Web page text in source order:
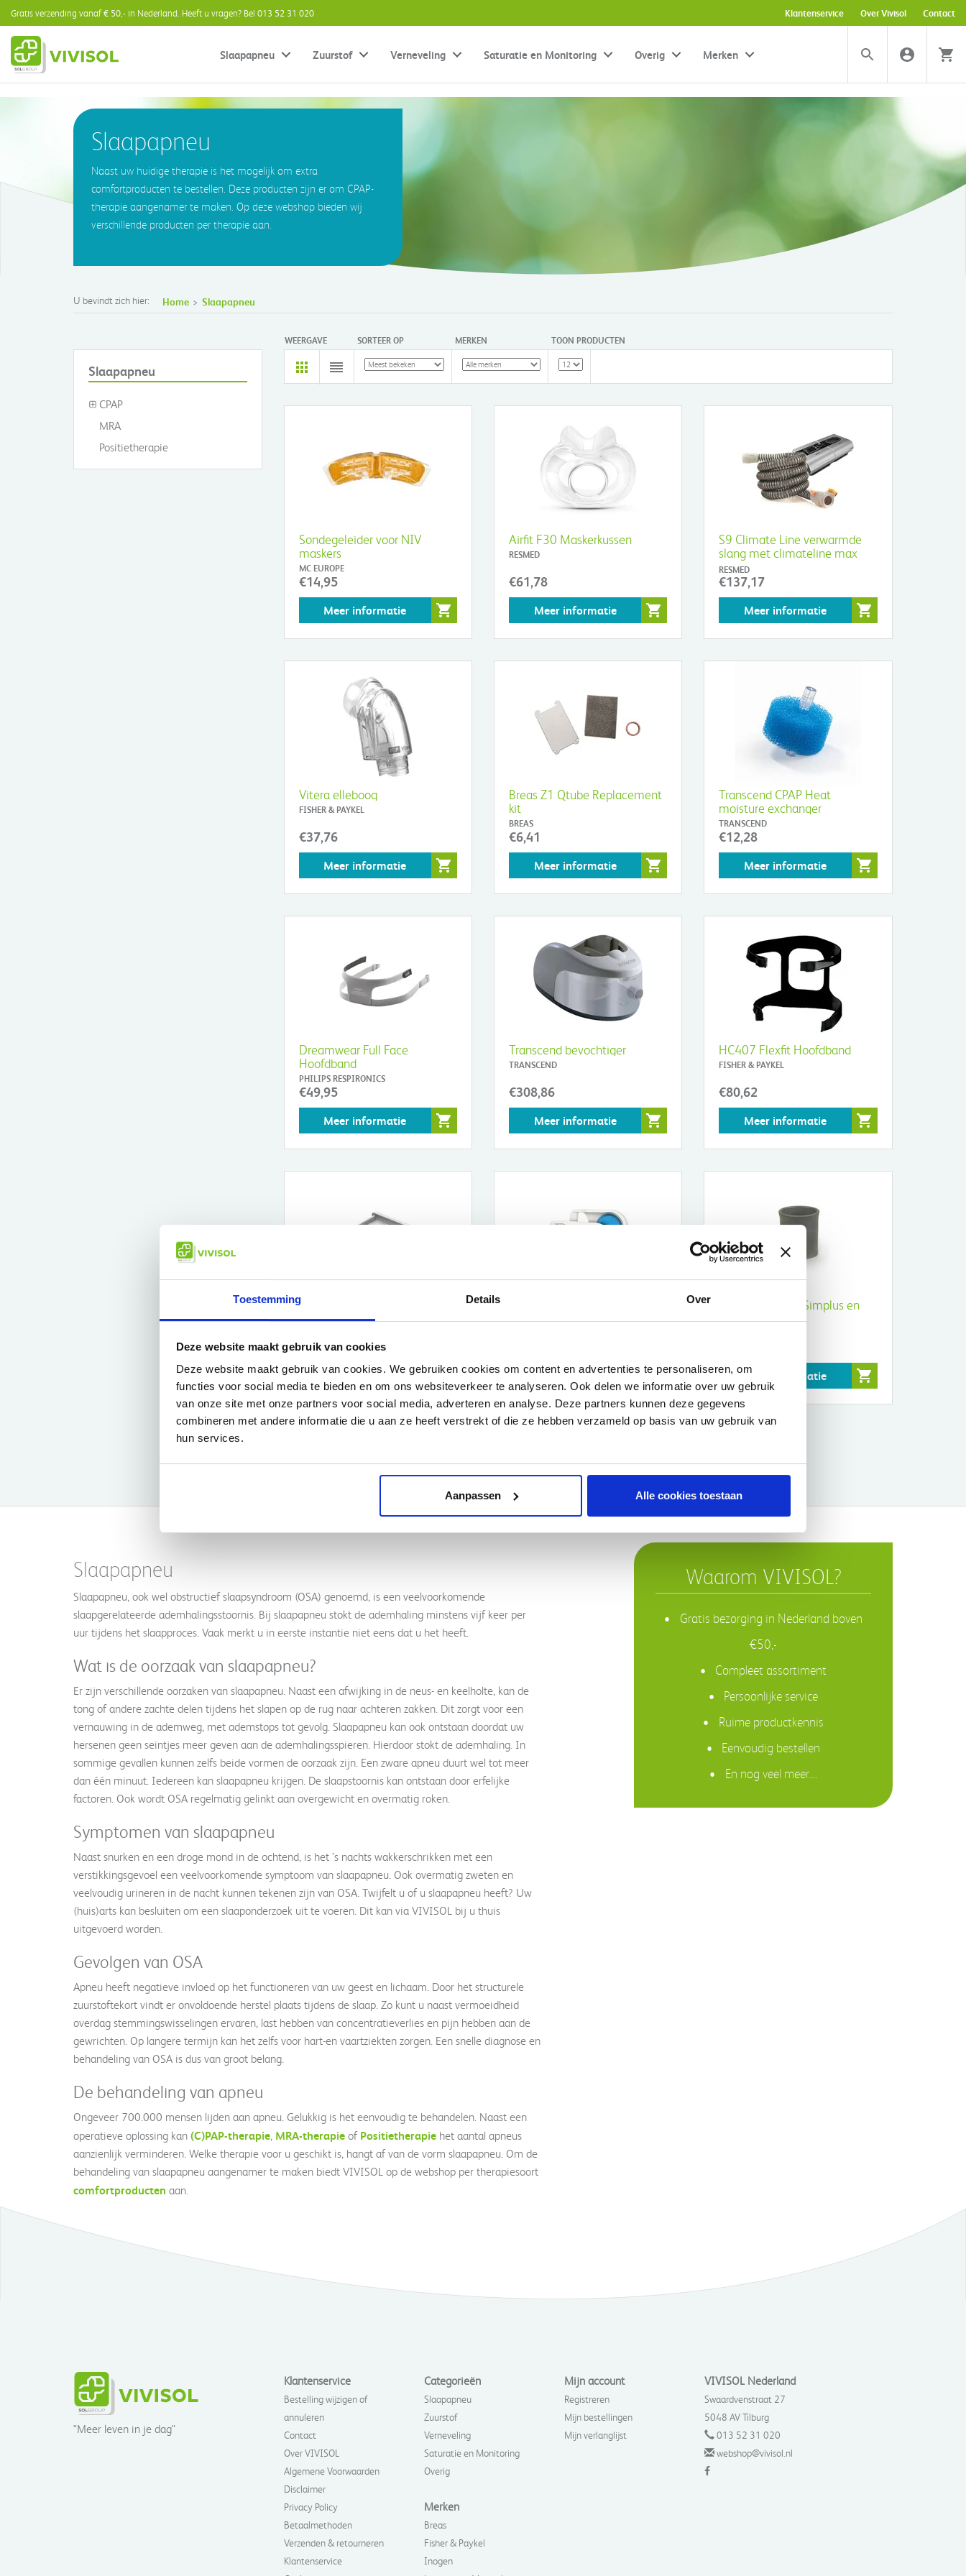
Toestemming Details Over
Deze website maakt gebruik van cookies
Deze website maakt gebruik van cookies. We gebruiken cookies om content en advertenties te personaliseren, om
functies voor social media te bieden en om ons websiteverkeer te analyseren. Ook delen we informatie over uw gebruik
van onze site met onze partners voor social media, adverteren en analyse. Deze partners kunnen deze gegevens
combineren met andere informatie die u aan ze heeft verstrekt of die ze hebben verzameld op basis van uw gebruik van
hun services.
Aanpassen Alle cookies toestaan
Gratis verzending vanaf € 50,- in Nederland. Heeft u vragen? Bel 013 52 31 020 Klantenservice Over Vivisol Contact
Slaapapneu Zuurstof Verneveling Saturatie en Monitoring Overig Merken
Slaapapneu
Naast uw huidige therapie is het mogelijk om extra
comfortproducten te bestellen. Deze producten zijn er om CPAP-
therapie aangenamer te maken. Op deze webshop bieden wij
verschillende producten per therapie aan.
U bevindt zich hier: Home Slaapapneu
Slaapapneu
CPAP
MRA
Positietherapie
WEERGAVE SORTEER OP MERKEN TOON PRODUCTEN
Sondegeleider voor NIV
maskers
MC EUROPE
€14,95
Meer informatie
Airfit F30 Maskerkussen
RESMED
€61,78
Meer informatie
S9 Climate Line verwarmde
slang met climateline max
Oxy aansluiting
RESMED
€137,17
Meer informatie
Vitera elleboog
FISHER & PAYKEL
€37,76
Meer informatie
Breas Z1 Qtube Replacement
kit
BREAS
€6,41
Meer informatie
Transcend CPAP Heat
moisture exchanger
TRANSCEND
€12,28
Meer informatie
Dreamwear Full Face
Hoofdband
PHILIPS RESPIRONICS
€49,95
Meer informatie
Transcend bevochtiger
TRANSCEND
€308,86
Meer informatie
HC407 Flexfit Hoofdband
FISHER & PAYKEL
€80,62
Meer informatie
DreamStation Go -
Herbruikbare pollenfilter (2
€34,91
Meer informatie
clips
Meer informatie
Koppelstuk voor Simplus en
Eson
Meer informatie
Slaapapneu
Slaapapneu, ook wel obstructief slaapsyndroom (OSA) genoemd, is een veelvoorkomende
slaapgerelateerde ademhalingsstoornis. Bij slaapapneu stokt de ademhaling minstens vijf keer per
uur tijdens het slaapproces. Vaak merkt u in eerste instantie niet eens dat u het heeft.
Wat is de oorzaak van slaapapneu?
Er zijn verschillende oorzaken van slaapapneu. Naast een afwijking in de neus- en keelholte, kan de
tong of andere zachte delen tijdens het slapen op de rug naar achteren zakken. Dit zorgt voor een
vernauwing in de ademweg, met ademstops tot gevolg. Slaapapneu kan ook ontstaan doordat uw
hersenen geen seintjes meer geven aan de ademhalingsspieren. Hierdoor stokt de ademhaling. In
sommige gevallen kunnen zelfs beide vormen de oorzaak zijn. Een zware apneu duurt wel tot meer
dan één minuut. Iedereen kan slaapapneu krijgen. De slaapstoornis kan ontstaan door erfelijke
factoren. Ook wordt OSA regelmatig gelinkt aan overgewicht en overmatig roken.
Symptomen van slaapapneu
Naast snurken en een droge mond in de ochtend, is het ’s nachts wakkerschrikken met een
verstikkingsgevoel een veelvoorkomende symptoom van slaapapneu. Ook overmatig zweten en
veelvoudig urineren in de nacht kunnen tekenen zijn van OSA. Twijfelt u of u slaapapneu heeft? Uw
(huis)arts kan besluiten om een slaaponderzoek uit te voeren. Dit kan via VIVISOL bij u thuis
uitgevoerd worden.
Gevolgen van OSA
Apneu heeft negatieve invloed op het functioneren van uw geest en lichaam. Door het structurele
zuurstoftekort vindt er onvoldoende herstel plaats tijdens de slaap. Zo kunt u naast vermoeidheid
overdag stemmingswisselingen ervaren, last hebben van concentratieverlies en pijn hebben aan de
gewrichten. Op langere termijn kan het zelfs voor hart-en vaartziekten zorgen. Een snelle diagnose en
behandeling van OSA is dus van groot belang.
De behandeling van apneu
Ongeveer 700.000 mensen lijden aan apneu. Gelukkig is het eenvoudig te behandelen. Naast een
operatieve oplossing kan (C)PAP-therapie, MRA-therapie of Positietherapie het aantal apneus
aanzienlijk verminderen. Welke therapie voor u geschikt is, hangt af van de vorm slaapapneu. Om de
behandeling van slaapapneu aangenamer te maken biedt VIVISOL op de webshop per therapiesoort
comfortproducten aan.
Waarom VIVISOL?
Gratis bezorging in Nederland boven
€50,-
Compleet assortiment
Persoonlijke service
Ruime productkennis
Eenvoudig bestellen
En nog veel meer....
"Meer leven in je dag"
Klantenservice
Bestelling wijzigen of
annuleren
Contact
Over VIVISOL
Algemene Voorwaarden
Disclaimer
Privacy Policy
Betaalmethoden
Verzenden & retourneren
Klantenservice
Categorieën
Slaapapneu
Zuurstof
Verneveling
Saturatie en Monitoring
Overig
Merken
Breas
Fisher & Paykel
Inogen
Mijn account
Registreren
Mijn bestellingen
Mijn verlanglijst
VIVISOL Nederland
Swaardvenstraat 27
5048 AV Tilburg
013 52 31 020
webshop@vivisol.nl